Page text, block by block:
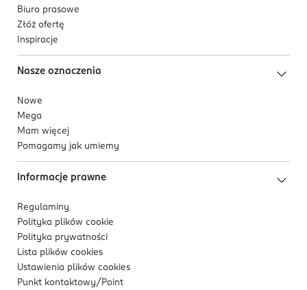
Biuro prasowe
Złóż ofertę
Inspiracje
Nasze oznaczenia
Nowe
Mega
Mam więcej
Pomagamy jak umiemy
Informacje prawne
Regulaminy
Polityka plików cookie
Polityka prywatności
Lista plików cookies
Ustawienia plików cookies
Punkt kontaktowy/ Point